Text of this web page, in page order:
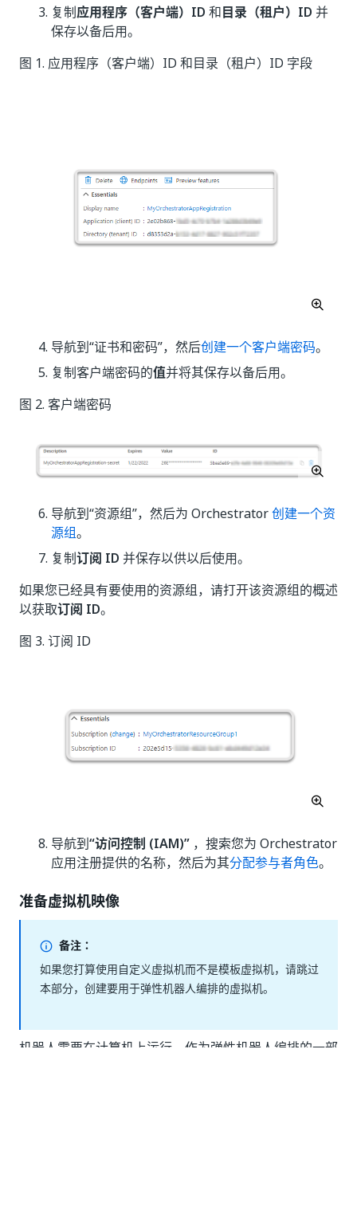
复制应用程序（客户端）ID 和目录（租户）ID 并
保存以备后用。
图 1. 应用程序（客户端）ID 和目录（租户）ID 字段
导航到“证书和密码”，然后创建一个客户端密码。
复制客户端密码的值并将其保存以备后用。
图 2. 客户端密码
导航到“资源组”，然后为 Orchestrator创建一个资
源组。
复制订阅 ID 并保存以供以后使用。
如果您已经具有要使用的资源组，请打开该资源组的概述
以获取订阅 ID。
图 3. 订阅 ID
导航到“访问控制 (IAM)” ，搜索您为 Orchestrator
应用注册提供的名称，然后为其分配参与者角色。
准备虚拟机映像
备注：
如果您打算使用自定义虚拟机而不是模板虚拟机，请跳过
本部分，创建要用于弹性机器人编排的虚拟机。
机器人需要在计算机上运行。作为弹性机器人编排的一部